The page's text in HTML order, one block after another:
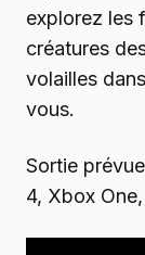
explorez les
créatures
volailles
vous.
Sortie
4, Xbox